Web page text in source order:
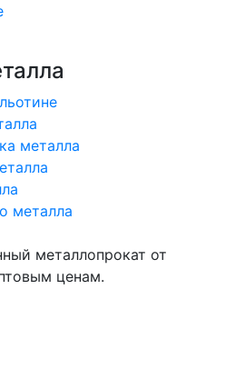
металла
металла
металлопрокат от
ценам.